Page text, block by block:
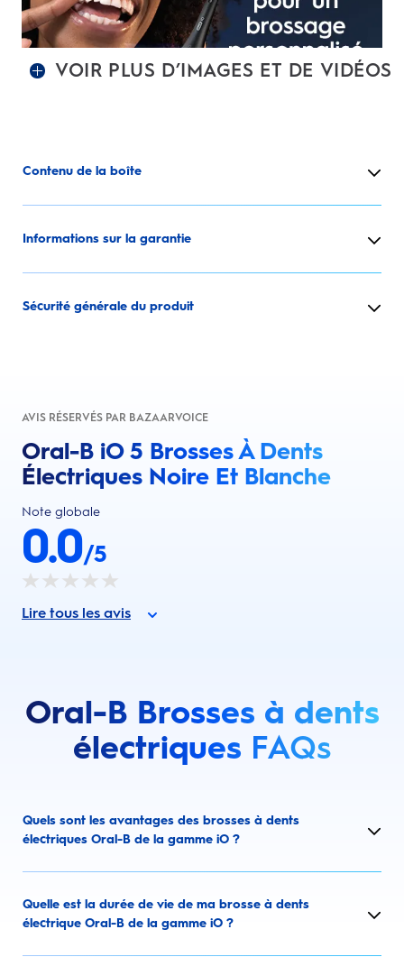
VOIR PLUS D’IMAGES ET DE VIDÉOS
Contenu de la boîte
Informations sur la garantie
Sécurité générale du produit
AVIS RÉSERVÉS PAR BAZAARVOICE
Oral-B iO 5 Brosses À Dents
Électriques Noire Et Blanche
Note globale
0.0/5
Lire tous les avis
Oral-B Brosses à dents
électriques FAQs
Quels sont les avantages des brosses à dents
électriques Oral-B de la gamme iO ?
Quelle est la durée de vie de ma brosse à dents
électrique Oral-B de la gamme iO ?